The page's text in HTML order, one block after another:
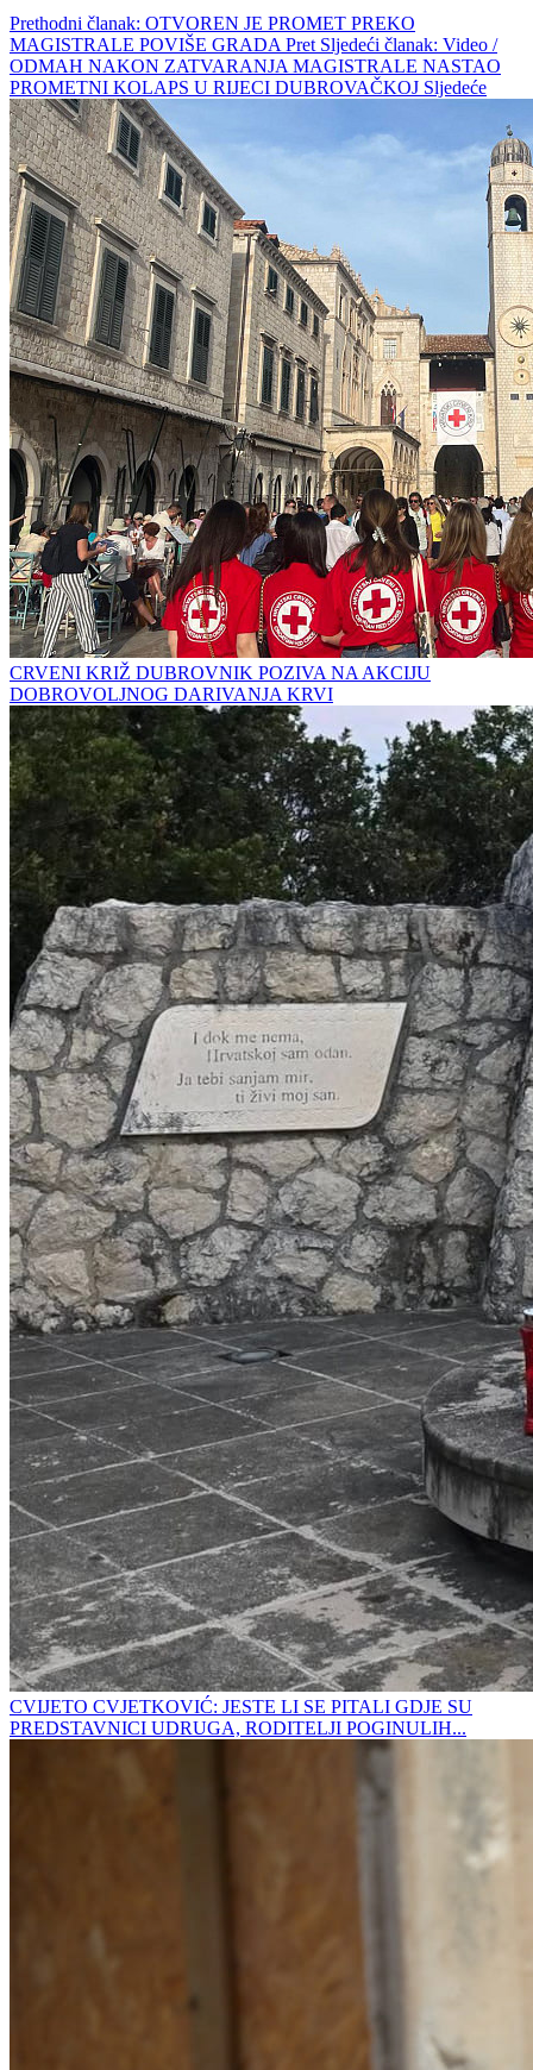
Prethodni članak: OTVOREN JE PROMET PREKO
MAGISTRALE POVIŠE GRADA Pret Sljedeći članak: Video /
ODMAH NAKON ZATVARANJA MAGISTRALE NASTAO
PROMETNI KOLAPS U RIJECI DUBROVAČKOJ Sljedeće
CRVENI KRIŽ DUBROVNIK POZIVA NA AKCIJU
DOBROVOLJNOG DARIVANJA KRVI
CVIJETO CVJETKOVIĆ: JESTE LI SE PITALI GDJE SU
PREDSTAVNICI UDRUGA, RODITELJI POGINULIH...